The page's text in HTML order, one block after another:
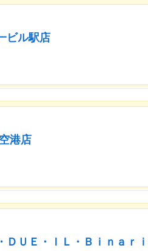
ビル駅店
港店
ＤＵＥ・ＩＬ・Ｂｉｎａｒ